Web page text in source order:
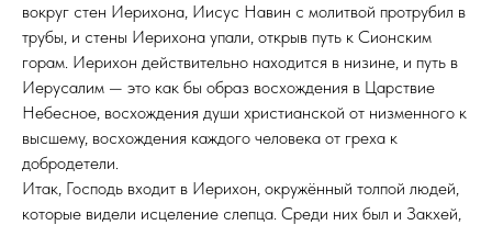
вокруг стен Иерихона, Иисус Навин с молитвой протрубил в
трубы, и стены Иерихона упали, открыв путь к Сионским
горам. Иерихон действительно находится в низине, и путь в
Иерусалим — это как бы образ восхождения в Царствие
Небесное, восхождения души христианской от низменного к
высшему, восхождения каждого человека от греха к
добродетели.
Итак, Господь входит в Иерихон, окружённый толпой людей,
которые видели исцеление слепца. Среди них был и Закхей,